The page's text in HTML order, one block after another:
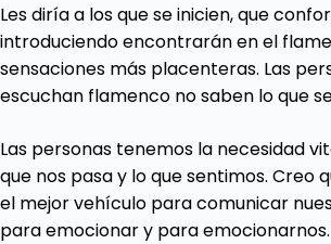
Les diría a los que se inicien, que
introduciendo encontrarán en el
sensaciones más placenteras. Las
escuchan flamenco no saben lo que
Las personas tenemos la necesidad
que nos pasa y lo que sentimos. Creo
el mejor vehículo para comunicar
para emocionar y para emocionarnos.